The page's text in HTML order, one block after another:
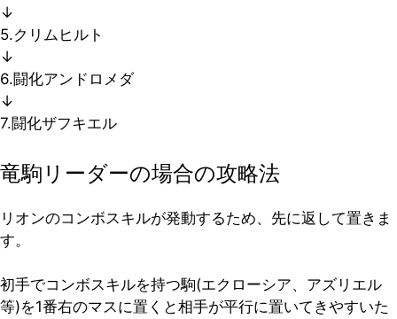
↓
5.クリムヒルト
↓
6.闘化アンドロメダ
↓
7.闘化ザフキエル
竜駒リーダーの場合の攻略法
リオンのコンボスキルが発動するため、先に返して置きま
す。
初手でコンボスキルを持つ駒(エクローシア、アズリエル
等)を1番右のマスに置くと相手が平行に置いてきやすいた